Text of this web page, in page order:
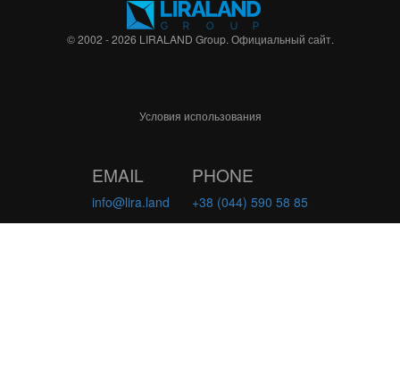
© 2002 - 2026 LIRALAND Group. Официальный сайт.
Условия использования
EMAIL
info@lira.land
PHONE
+38 (044) 590 58 85